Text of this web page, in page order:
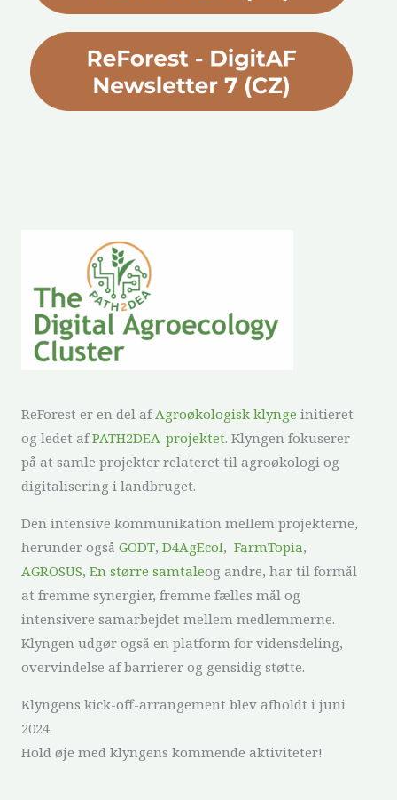
ReForest er en del afAgroøkologisk klynge initieret
og ledet afPATH2DEA-projektet. Klyngen fokuserer
på at samle projekter relateret til agroøkologi og
digitalisering i landbruget.
Den intensive kommunikation mellem projekterne,
herunder også GODT, D4AgEcol, FarmTopia,
AGROSUS, En større samtaleog andre, har til formål
at fremme synergier, fremme fælles mål og
intensivere samarbejdet mellem medlemmerne.
Klyngen udgør også en platform for vidensdeling,
overvindelse af barrierer og gensidig støtte.
Klyngens kick-off-arrangement blev afholdt i juni
2024.
Hold øje med klyngens kommende aktiviteter!